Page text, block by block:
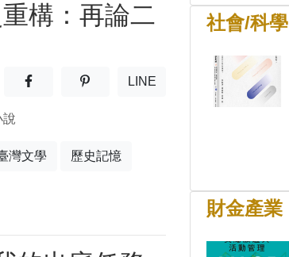
構：再論二
分享至facebook(另開新視窗)
分享至噗浪(另開新視窗)
LINE
說
灣文學 歷史記憶
社會/科學
財金產業